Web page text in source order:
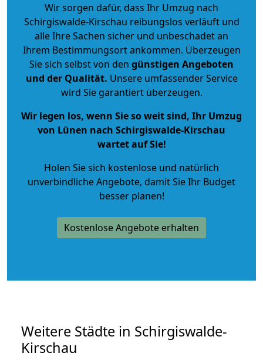
Wir sorgen dafür, dass Ihr Umzug nach
Schirgiswalde-Kirschau reibungslos verläuft und
alle Ihre Sachen sicher und unbeschadet an
Ihrem Bestimmungsort ankommen. Überzeugen
Sie sich selbst von den günstigen Angeboten
und der Qualität. Unsere umfassender Service
wird Sie garantiert überzeugen.
Wir legen los, wenn Sie so weit sind, Ihr Umzug
von Lünen nach Schirgiswalde-Kirschau
wartet auf Sie!
Holen Sie sich kostenlose und natürlich
unverbindliche Angebote, damit Sie Ihr Budget
besser planen!
Kostenlose Angebote erhalten
Weitere Städte in Schirgiswalde-
Kirschau